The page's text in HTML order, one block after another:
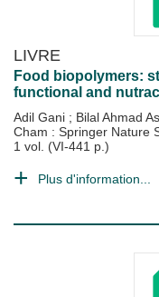
LIVRE
Food biopolymers:
functional and
Adil Gani ; Bilal Ahmad
Cham : Springer Nature
1 vol. (VI-441 p.)
Plus d'information...